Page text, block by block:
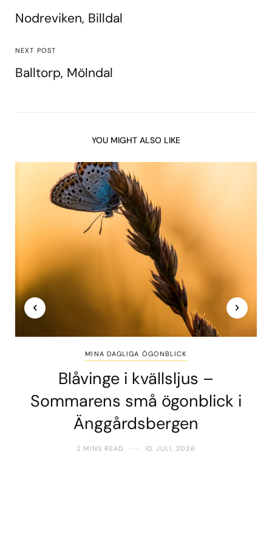
Nodreviken, Billdal
NEXT POST
Balltorp, Mölndal
YOU MIGHT ALSO LIKE
MINA DAGLIGA ÖGONBLICK
Blåvinge i kvällsljus –
Sommarens små ögonblick i
Änggårdsbergen
2 MINS READ 10 JULI, 2026